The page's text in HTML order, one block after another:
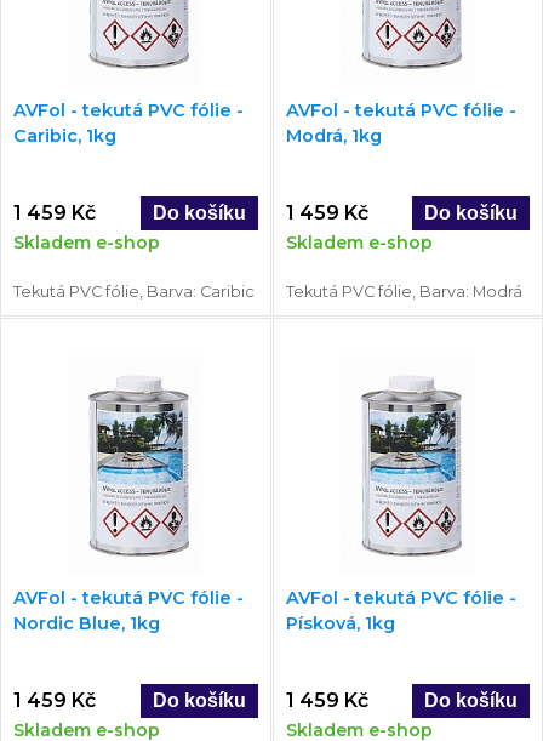
AVFol - tekutá PVC fólie -
Caribic, 1kg
1 459 Kč
Skladem e-shop
Tekutá PVC fólie, Barva: Caribic
AVFol - tekutá PVC fólie -
Modrá, 1kg
1 459 Kč
Skladem e-shop
Tekutá PVC fólie, Barva: Modrá
AVFol - tekutá PVC fólie -
Nordic Blue, 1kg
1 459 Kč
Skladem e-shop
AVFol - tekutá PVC fólie -
Písková, 1kg
1 459 Kč
Skladem e-shop